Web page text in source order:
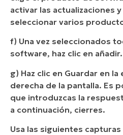
activar las actualizaciones
seleccionar varios
f) Una vez seleccionados
software, haz clic en añadir.
g) Haz clic en Guardar en
derecha de la pantalla. Es
que introduzcas la
a continuación, cierres.
Usa las siguientes